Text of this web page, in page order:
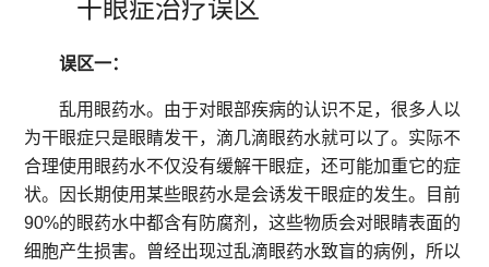
干眼症治疗误区
误区一：
乱用眼药水。由于对眼部疾病的认识不足，很多人以
为干眼症只是眼睛发干，滴几滴眼药水就可以了。实际不
合理使用眼药水不仅没有缓解干眼症，还可能加重它的症
状。因长期使用某些眼药水是会诱发干眼症的发生。目前
90%的眼药水中都含有防腐剂，这些物质会对眼睛表面的
细胞产生损害。曾经出现过乱滴眼药水致盲的病例，所以